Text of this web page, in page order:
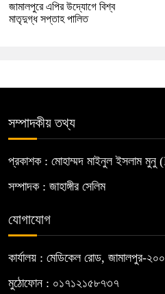
জামালপুরে এপির উদ্যোগে বিশ্ব
মাতৃদুগ্ধ সপ্তাহ পালিত
সম্পাদকীয় তথ্য
প্রকাশক : মোহাম্মদ মাইনুল ইসলাম
সম্পাদক : জাহাঙ্গীর সেলিম
যোগাযোগ
কার্যালয় : মেডিকেল রোড, জামালপুর-
মুঠোফোন : ০১৭১২১৫৮৭৩৭